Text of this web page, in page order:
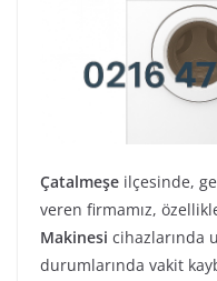
Çatalmeşe ilçesinde,
veren firmamız,
Makinesi cihazlarında
durumlarında vakit